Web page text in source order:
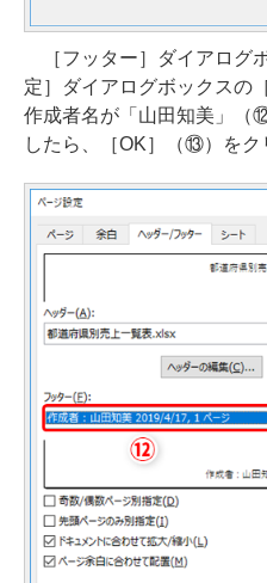
［フッター］ダイアログ
定］ダイアログボックスの
作成者名が「山田知美」（
したら、［OK］（⑬）をク